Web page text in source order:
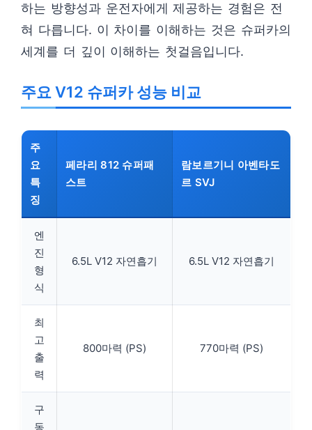
하는 방향성과 운전자에게 제공하는 경험은 전
혀 다릅니다. 이 차이를 이해하는 것은 슈퍼카의
세계를 더 깊이 이해하는 첫걸음입니다.
주요 V12 슈퍼카 성능 비교
주
요
특
징
페라리 812 슈퍼패
스트
람보르기니 아벤타도
르 SVJ
엔
진
형
식
6.5L V12 자연흡기 6.5L V12 자연흡기
최
고
출
력
800마력 (PS) 770마력 (PS)
구
동